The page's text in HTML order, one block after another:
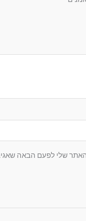
שלי לפעם הבאה